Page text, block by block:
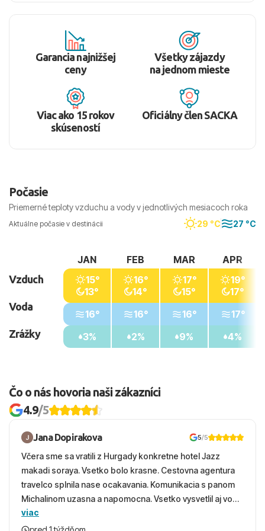
Garancia najnižšej
ceny
Všetky zájazdy
na jednom mieste
Viac ako 15 rokov
skúseností
Oficiálny člen SACKA
Počasie
Priemerné teploty vzduchu a vody v jednotlivých mesiacoch roka
Aktuálne počasie v destinácii 29 °C 27 °C
Vzduch
Voda
Zrážky
JAN
15°
13°
16°
3%
FEB
16°
14°
16°
2%
MAR
17°
15°
16°
9%
APR
19°
17°
17°
4%
Čo o nás hovoria naši zákazníci
4.9/5
Jana Dopirakova 5/5
Včera sme sa vratili z Hurgady konkretne hotel Jazz
makadi soraya. Vsetko bolo krasne. Cestovna agentura
travelco splnila nase ocakavania. Komunikacia s panom
Michalinom uzasna a napomocna. Vsetko vysvetlil aj vo
vecernych hodinach zaco sa ospravedlnujem. Hotel
krasny, cisty. Sluzby top. Strava, prostredie, more,
viac